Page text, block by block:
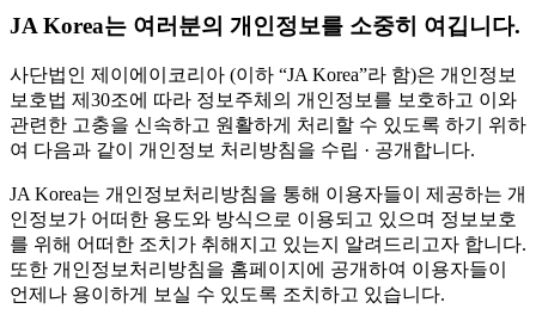
JA Korea는 여러분의 개인정보를 소중히 여깁니다.
사단법인 제이에이코리아 (이하 “JA Korea”라 함)은 개인정보
보호법 제30조에 따라 정보주체의 개인정보를 보호하고 이와
관련한 고충을 신속하고 원활하게 처리할 수 있도록 하기 위하
여 다음과 같이 개인정보 처리방침을 수립 · 공개합니다.
JA Korea는 개인정보처리방침을 통해 이용자들이 제공하는 개
인정보가 어떠한 용도와 방식으로 이용되고 있으며 정보보호
를 위해 어떠한 조치가 취해지고 있는지 알려드리고자 합니다.
또한 개인정보처리방침을 홈페이지에 공개하여 이용자들이
언제나 용이하게 보실 수 있도록 조치하고 있습니다.